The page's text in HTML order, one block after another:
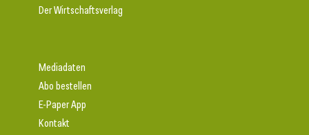
Der Wirtschaftsverlag
Mediadaten
Abo bestellen
E-Paper App
Kontakt